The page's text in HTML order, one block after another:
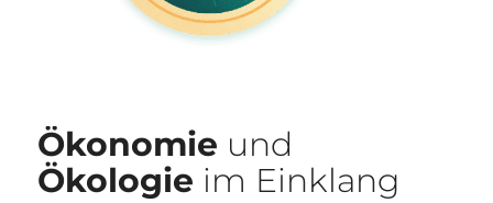
Ökonomie und
Ökologie im Einklang